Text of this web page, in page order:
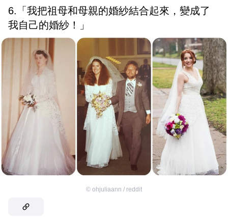
6.「我把祖母和母親的婚紗結合起來，變成了
我自己的婚紗！」
© ohjuliaann / reddit